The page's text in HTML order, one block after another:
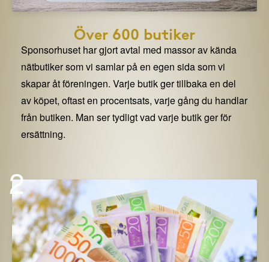
Över 600 butiker
Sponsorhuset har gjort avtal med massor av kända
nätbutiker som vi samlar på en egen sida som vi
skapar åt föreningen. Varje butik ger tillbaka en del
av köpet, oftast en procentsats, varje gång du handlar
från butiken. Man ser tydligt vad varje butik ger för
ersättning.
2